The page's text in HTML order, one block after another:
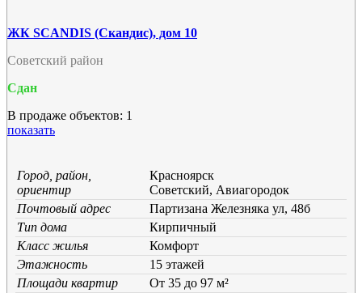
ЖК SCANDIS (Скандис), дом 10
Советский район
Сдан
В продаже объектов: 1
показать
Город, район,
ориентир
Красноярск
Советский, Авиагородок
Почтовый адрес
Партизана Железняка ул, 48б
Тип дома
Кирпичный
Класс жилья
Комфорт
Этажность
15 этажей
Площади квартир
От 35 до 97 м²